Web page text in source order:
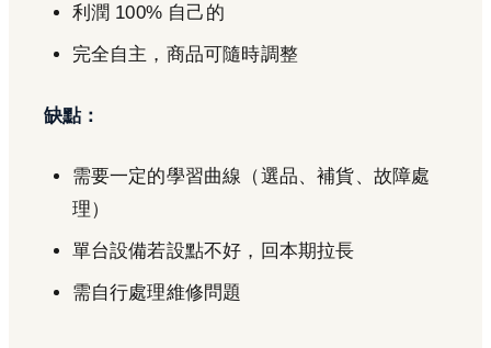
利潤 100% 自己的
完全自主，商品可隨時調整
缺點：
需要一定的學習曲線（選品、補貨、故障處
理）
單台設備若設點不好，回本期拉長
需自行處理維修問題